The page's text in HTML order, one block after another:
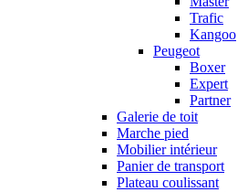
Trafic
Kangoo
Peugeot
Boxer
Expert
Partner
Galerie de toit
Marche pied
Mobilier intérieur
Panier de transport
Plateau coulissant